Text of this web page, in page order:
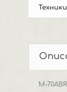
Техники
M-